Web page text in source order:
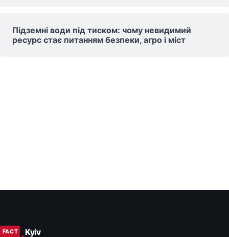
Підземні води під тиском: чому невидимий
ресурс стає питанням безпеки, агро і міст